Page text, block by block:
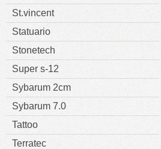
St.vincent
Statuario
Stonetech
Super s-12
Sybarum 2cm
Sybarum 7.0
Tattoo
Terratec